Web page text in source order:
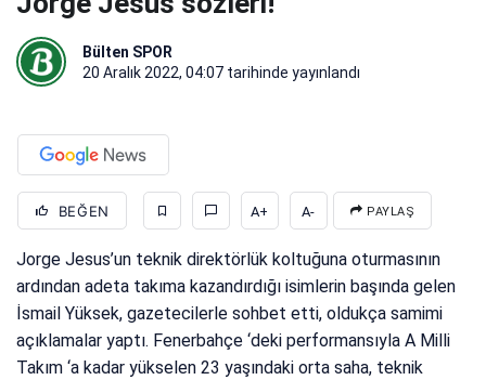
Bülten SPOR
20 Aralık 2022, 04:07 tarihinde yayınlandı
BEĞEN A+ A- PAYLAŞ
Jorge Jesus’un teknik direktörlük koltuğuna oturmasının
ardından adeta takıma kazandırdığı isimlerin başında gelen
İsmail Yüksek, gazetecilerle sohbet etti, oldukça samimi
açıklamalar yaptı. Fenerbahçe ‘deki performansıyla A Milli
Takım ‘a kadar yükselen 23 yaşındaki orta saha, teknik